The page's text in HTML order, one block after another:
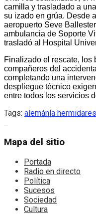
camilla y trasladado a
su izado en grúa. Desde
aeropuerto Seve
ambulancia de Soporte
trasladó al Hospital
Finalizado el rescate, los
compañeros del
completando una
despliegue técnico
entre todos los servicios
Tags: alemán la hermida
Mapa del sitio
Portada
Radio en directo
Política
Sucesos
Sociedad
Cultura